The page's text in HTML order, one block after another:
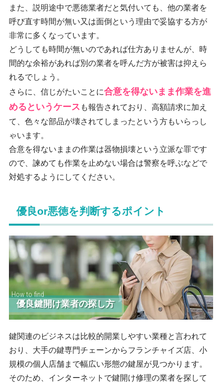
また、説明途中で悪徳業者だと気付いても、他の業者を
呼び直す時間が無い又は面倒という理由で妥協する方が
非常に多くなっています。
どうしても時間が無いのであれば仕方ありませんが、時
間的な余裕があれば別の業者を呼んだ方が被害は抑えら
れるでしょう。
さらに、信じがたいことに合意を得ないまま作業を進
めるというケース も報告されており、高額請求に加え
て、色々な部品が壊されてしまったという方もいらっし
ゃいます。
合意を得ないままの作業は器物損壊という立派な罪です
ので、諫めても作業を止めない場合は警察を呼ぶなどで
対処するようにしてください。
優良or悪徳を判断するポイント
How to find
優良鍵開け業者の探し方
鍵関連のビジネスは比較的開業しやすい業種と言われて
おり、大手の鍵専門チェーンからフランチャイズ店、小
規模の個人店舗まで幅広い形態の鍵屋が見つかります。
そのため、インターネットで鍵開け修理の業者を探して